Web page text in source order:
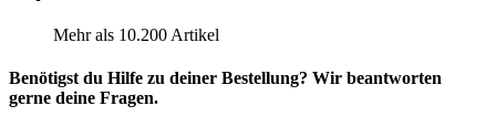
Mehr als 10.200 Artikel
Benötigst du Hilfe zu deiner Bestellung? Wir beantworten
gerne deine Fragen.